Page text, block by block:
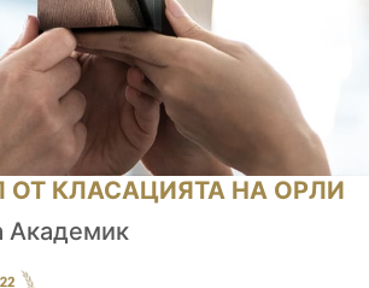
ОТ КЛАСАЦИЯТА НА ОРЛИ
Академик